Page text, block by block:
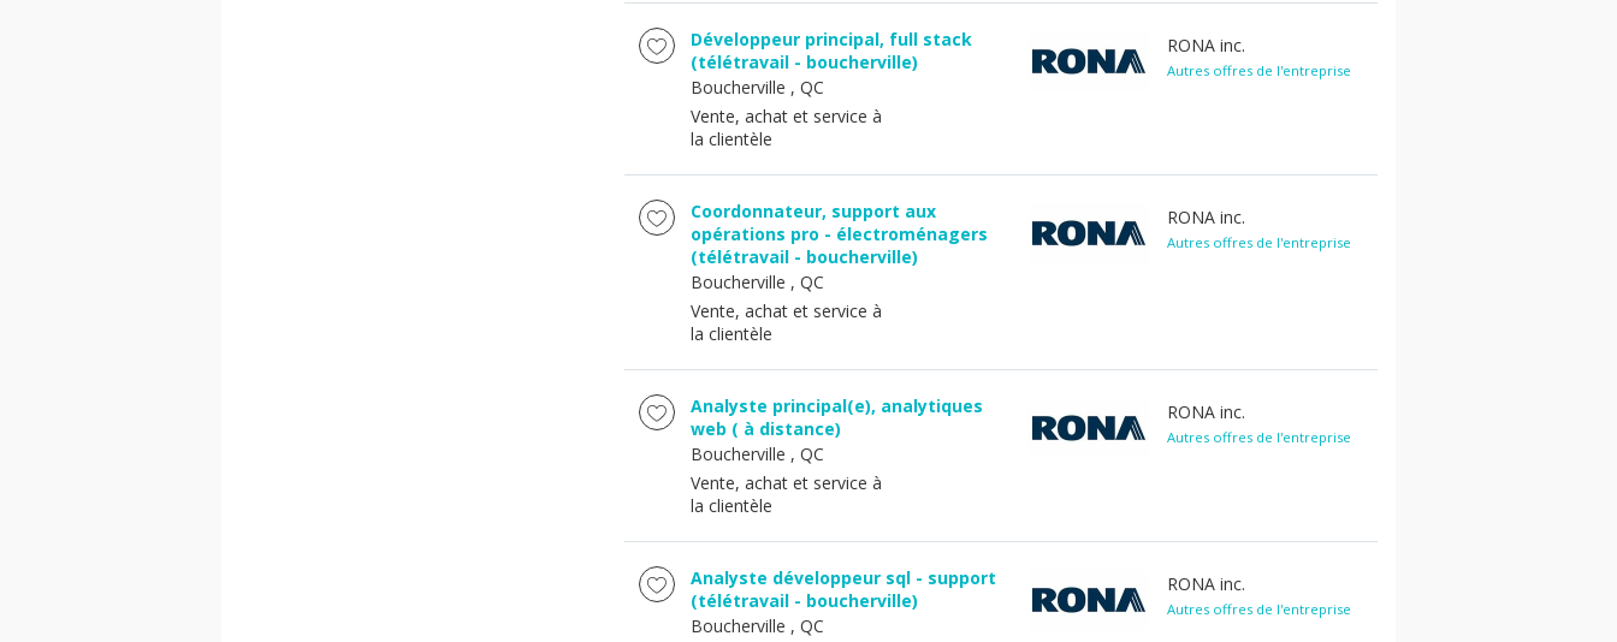
Développeur principal, full stack
(télétravail - boucherville)
Boucherville , QC
Vente, achat et service à
la clientèle
RONA inc.
Autres offres de l'entreprise
Coordonnateur, support aux
opérations pro - électroménagers
(télétravail - boucherville)
Boucherville , QC
Vente, achat et service à
la clientèle
RONA inc.
Autres offres de l'entreprise
Analyste principal(e), analytiques
web ( à distance)
Boucherville , QC
Vente, achat et service à
la clientèle
RONA inc.
Autres offres de l'entreprise
Analyste développeur sql - support
(télétravail - boucherville)
Boucherville , QC
RONA inc.
Autres offres de l'entreprise